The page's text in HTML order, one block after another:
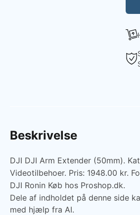
Beskrivelse
DJI DJI Arm Extender (50mm).
Videotilbehoer. Pris: 1948.00 kr.
DJI Ronin Køb hos Proshop.dk.
Dele af indholdet på denne side
med hjælp fra AI.